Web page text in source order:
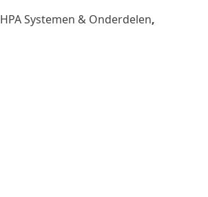
HPA Systemen & Onderdelen,